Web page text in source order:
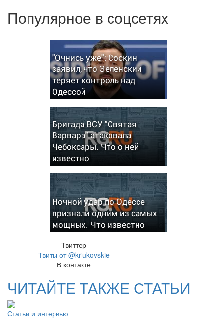
Популярное в соцсетях
"Очнись уже": Соскин
заявил, что Зеленский
теряет контроль над
Одессой
Бригада ВСУ "Святая
Варвара" атаковала
Чебоксары. Что о ней
известно
Ночной удар по Одессе
признали одним из самых
мощных. Что известно
Твиттер
Твиты от @kriukovskie
В контакте
ЧИТАЙТЕ ТАКЖЕ СТАТЬИ
Статьи и интервью